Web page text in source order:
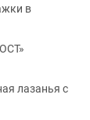
в
лазанья с